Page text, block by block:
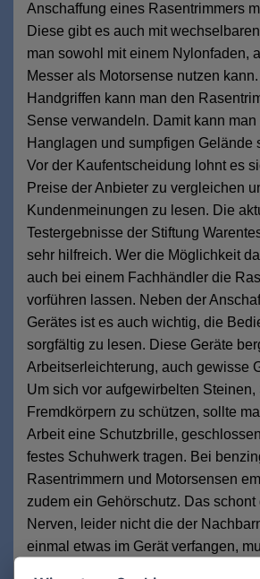
Anschaffung eines Rasentrimmers
Diese gibt es auch mit
man sowohl mit einem Nylonfaden,
Messer als Motorsense nutzen
Handgriffen kann man den
Sense verwandeln. Damit kann man
Hanglagen und sumpfigen Gelände
Vor der Kaufentscheidung lohnt es
Preise der Anbieter zu vergleichen
Kundenmeinungen zu lesen. Die
Testergebnisse der Stiftung
sehr hilfreich. Wer die Möglichkeit
auch bei einem Fachhändler die
vorführen lassen. Neben der
Gerätes ist es auch wichtig, die
sorgfältig zu lesen. Diese Geräte
Arbeitserleichterung, auch gewisse
Um sich vor aufgewirbelten Steinen,
Fremdkörpern zu schützen, sollte
Arbeit eine Schutzbrille,
festes Schuhwerk tragen. Bei
Rasentrimmern und Motorsensen
zudem ein Gehörschutz. Das
Nerven, leider nicht die der
einmal etwas im Gerät verfangen,